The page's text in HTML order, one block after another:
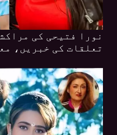
نورا فتیحی کی
تعلقات کی خبریں،